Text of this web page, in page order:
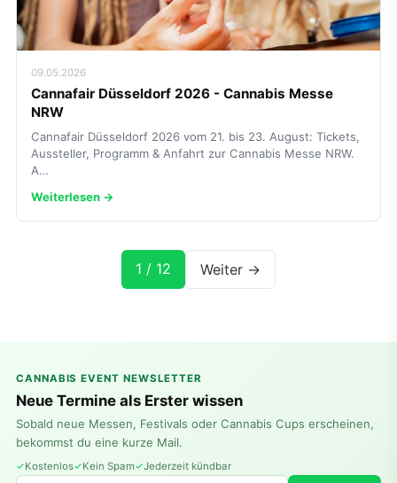
09.05.2026
Cannafair Düsseldorf 2026 - Cannabis Messe
NRW
Cannafair Düsseldorf 2026 vom 21. bis 23. August: Tickets,
Aussteller, Programm & Anfahrt zur Cannabis Messe NRW.
A…
Weiterlesen →
1 / 12 Weiter →
CANNABIS EVENT NEWSLETTER
Neue Termine als Erster wissen
Sobald neue Messen, Festivals oder Cannabis Cups erscheinen,
bekommst du eine kurze Mail.
Kostenlos Kein Spam Jederzeit kündbar